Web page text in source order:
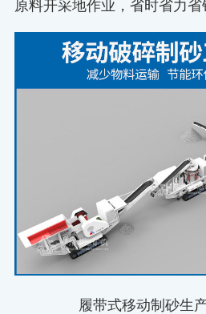
履带式移动制砂生